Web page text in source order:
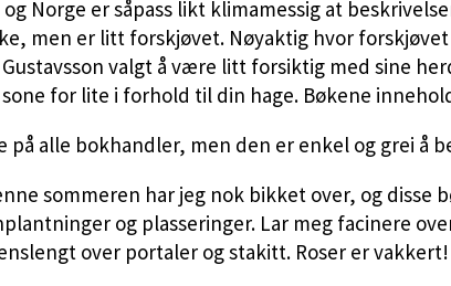
Norge er såpass likt klimamessig at
men er litt forskjøvet. Nøyaktig hvor
valgt å være litt forsiktig med sine
for lite i forhold til din hage. Bøkene
alle bokhandler, men den er enkel og grei å
sommeren har jeg nok bikket over, og
og plasseringer. Lar meg facinere
over portaler og stakitt. Roser er vakkert!